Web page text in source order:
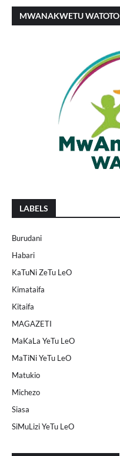
MWANAKWETU WATOTO
LABELS
Burudani
Habari
KaTuNi ZeTu LeO
Kimataifa
Kitaifa
MAGAZETI
MaKaLa YeTu LeO
MaTiNi YeTu LeO
Matukio
Michezo
Siasa
SiMuLizi YeTu LeO